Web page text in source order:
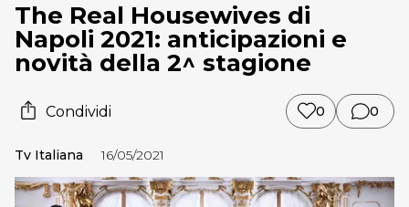
The Real Housewives di
Napoli 2021: anticipazioni e
novità della 2^ stagione
Condividi 0 0
Tv Italiana 16/05/2021